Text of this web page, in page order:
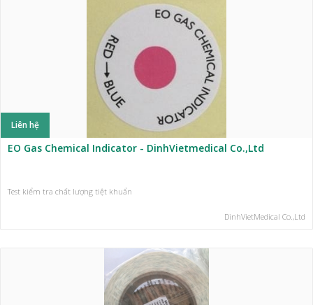
Liên hệ
EO Gas Chemical Indicator - DinhVietmedical Co.,Ltd
Test kiểm tra chất lượng tiệt khuẩn
DinhVietMedical Co.,Ltd